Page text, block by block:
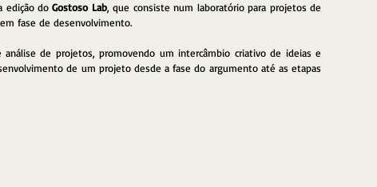
edição do Gostoso Lab, que consiste num laboratório para projetos de
fase de desenvolvimento.
de projetos, promovendo um intercâmbio criativo de ideias e
de um projeto desde a fase do argumento até as etapas